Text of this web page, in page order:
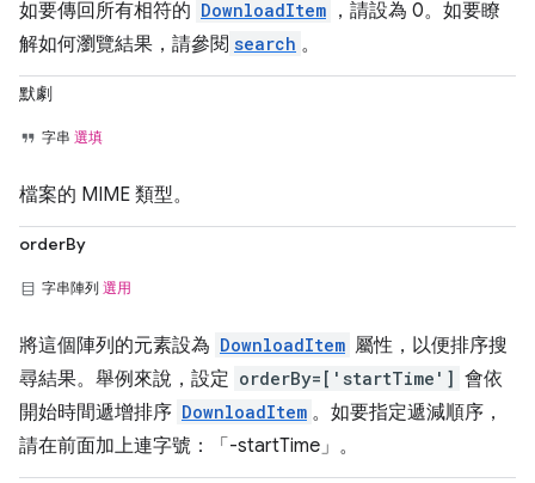
如要傳回所有相符的 DownloadItem ，請設為 0。如要瞭
解如何瀏覽結果，請參閱 search 。
默劇
字串 選填
檔案的 MIME 類型。
orderBy
字串陣列 選用
將這個陣列的元素設為 DownloadItem 屬性，以便排序搜
尋結果。舉例來說，設定 orderBy=['startTime'] 會依
開始時間遞增排序 DownloadItem 。如要指定遞減順序，
請在前面加上連字號：「-startTime」。